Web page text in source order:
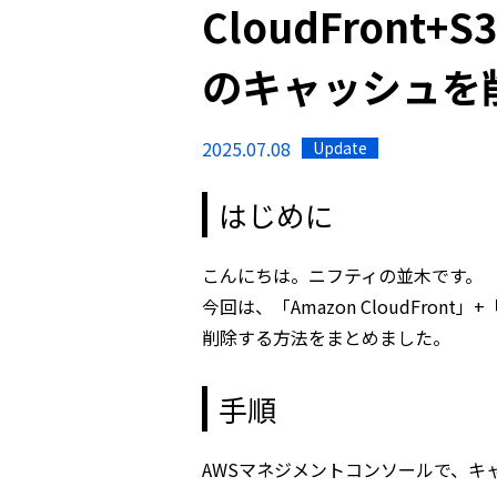
のキャッシュを
2025.07.08 Update
はじめに
こんにちは。ニフティの並木です。
今回は、「Amazon CloudFront」+
削除する方法をまとめました。
手順
AWSマネジメントコンソールで、